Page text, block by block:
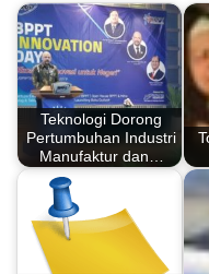
Teknologi Dorong
Pertumbuhan Industri
Manufaktur dan…